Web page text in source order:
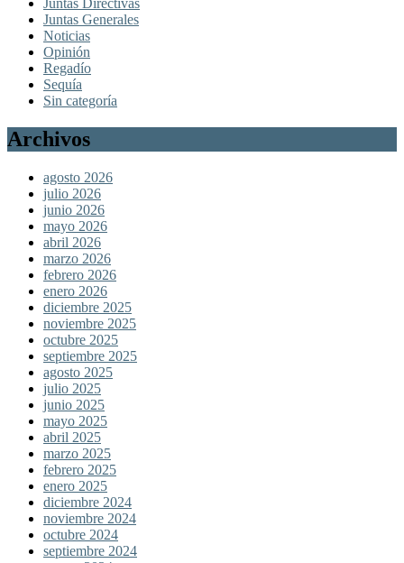
Juntas Generales
Noticias
Opinión
Regadío
Sequía
Sin categoría
Archivos
agosto 2026
julio 2026
junio 2026
mayo 2026
abril 2026
marzo 2026
febrero 2026
enero 2026
diciembre 2025
noviembre 2025
octubre 2025
septiembre 2025
agosto 2025
julio 2025
junio 2025
mayo 2025
abril 2025
marzo 2025
febrero 2025
enero 2025
diciembre 2024
noviembre 2024
octubre 2024
septiembre 2024